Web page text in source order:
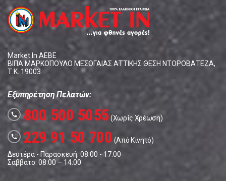
Market In ΑΕΒΕ
ΒΙΠΑ ΜΑΡΚΟΠΟΥΛΟ ΜΕΣΟΓΑΙΑΣ ΑΤΤΙΚΗΣ ΘΕΣΗ ΝΤΟΡΟΒΑΤΕΖΑ,
Τ.Κ. 19003
Εξυπηρέτηση Πελατών:
call 800 500 5055(Χωρίς Χρέωση)
call 229 91 50 700 (Από Κινητό)
Δευτέρα - Παρασκευή: 08:00 - 17:00
Σάββατο: 08:00 – 14:00